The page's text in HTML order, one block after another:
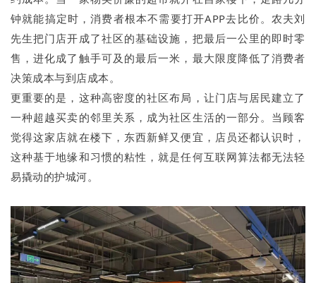
钟就能搞定时，消费者根本不需要打开APP去比价。农夫刘
先生把门店开成了社区的基础设施，把最后一公里的即时零
售，进化成了触手可及的最后一米，最大限度降低了消费者
决策成本与到店成本。
更重要的是，这种高密度的社区布局，让门店与居民建立了
一种超越买卖的邻里关系，成为社区生活的一部分。当顾客
觉得这家店就在楼下，东西新鲜又便宜，店员还都认识时，
这种基于地缘和习惯的粘性，就是任何互联网算法都无法轻
易撬动的护城河。